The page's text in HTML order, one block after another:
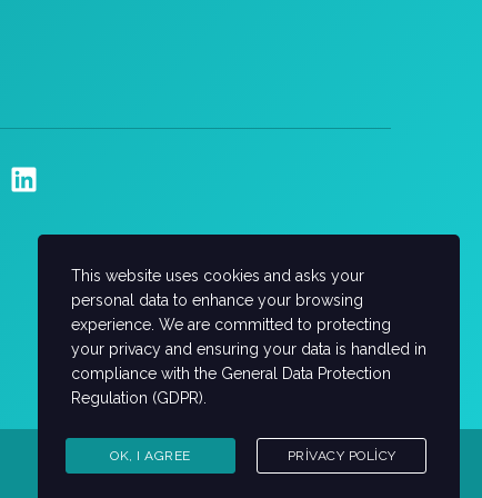
This website uses cookies and asks your
personal data to enhance your browsing
experience. We are committed to protecting
your privacy and ensuring your data is handled in
compliance with the General Data Protection
Regulation (GDPR)
OK, I AGREE PRIVACY POLICY